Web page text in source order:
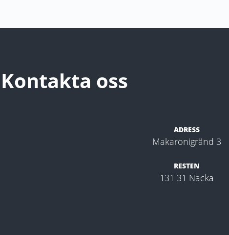
Kontakta oss
ADRESS
Makaronigränd 3
RESTEN
131 31 Nacka